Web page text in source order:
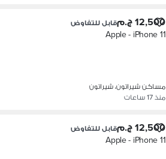
12,500 ج.م قابل للتفاوض
Apple - iPhone 11
مساكن شيراتون، شيراتون
منذ 17 ساعات
12,500 ج.م قابل للتفاوض
Apple - iPhone 11